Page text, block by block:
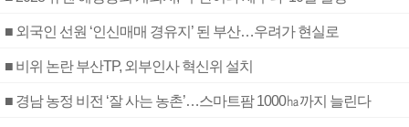
■ 외국인 선원 ‘인신매매 경유지’ 된 부산…우려가 현실로
■ 비위 논란 부산TP, 외부인사 혁신위 설치
■ 경남 농정 비전 ‘잘 사는 농촌’…스마트팜 1000㏊까지 늘린다